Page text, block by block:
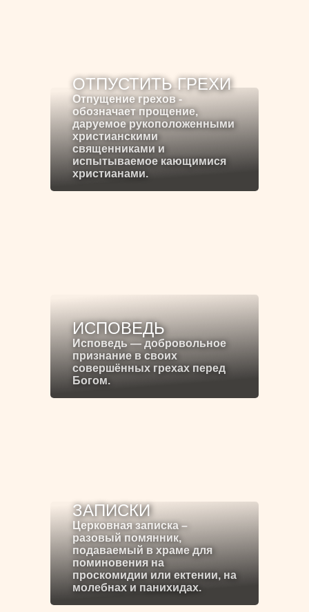
ОТПУСТИТЬ ГРЕХИ
Отпущение грехов -
обозначает прощение,
даруемое рукоположенными
христианскими
священниками и
испытываемое кающимися
христианами.
ИСПОВЕДЬ
Исповедь — добровольное
признание в своих
совершённых грехах перед
Богом.
ЗАПИСКИ
Церковная записка –
разовый помянник,
подаваемый в храме для
поминовения на
проскомидии или ектении, на
молебнах и панихидах.